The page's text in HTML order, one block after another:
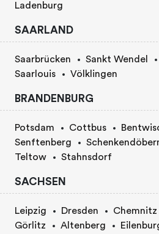
Ladenburg
SAARLAND
Saarbrücken Sankt Wendel
Saarlouis
Völklingen
BRANDENBURG
Potsdam Cottbus
Senftenberg
Teltow
Stahnsdorf
SACHSEN
Leipzig Dresden Chemnitz
Görlitz
Altenberg